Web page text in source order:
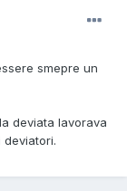
smepre un
deviata lavorava